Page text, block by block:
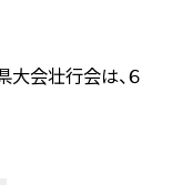
会壮行会は、６